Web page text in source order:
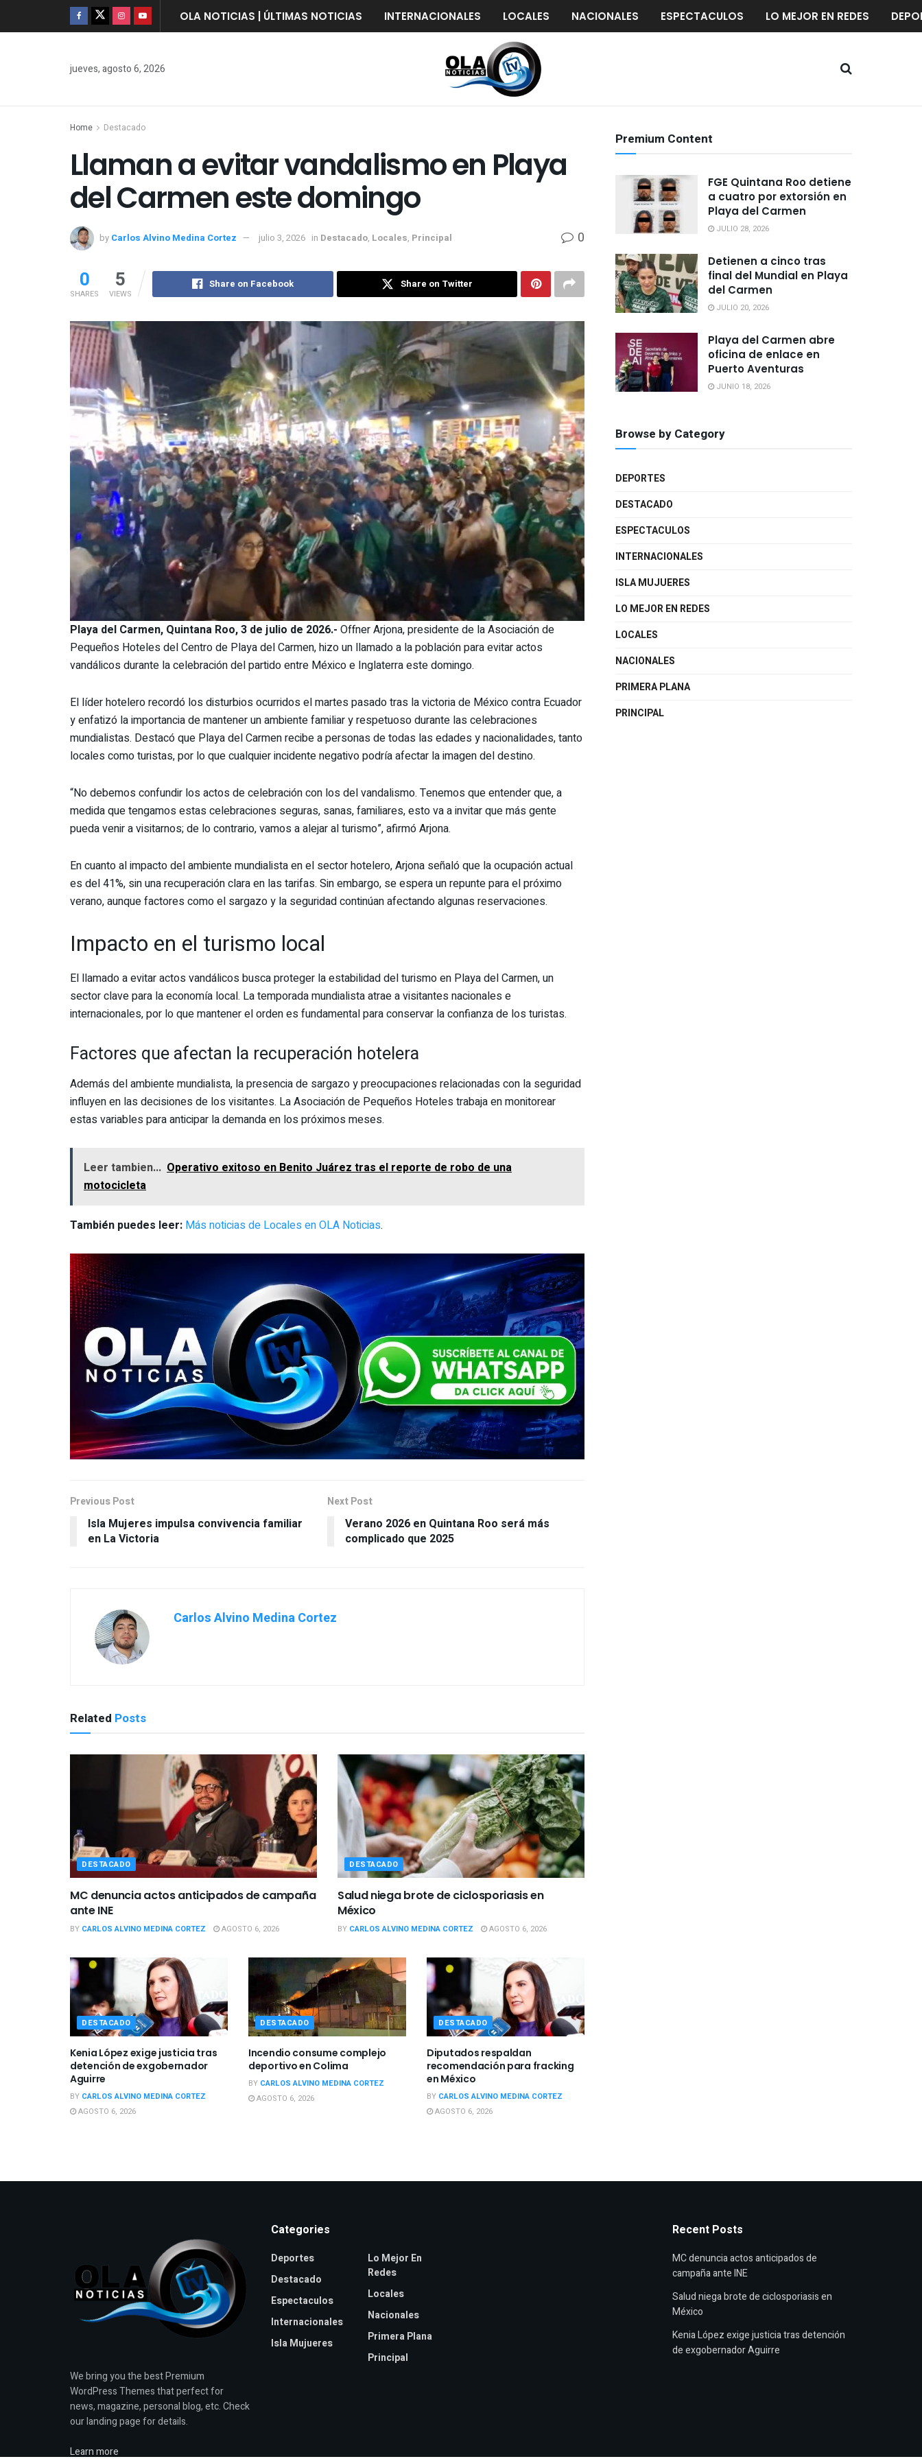
OLA NOTICIAS | ÚLTIMAS NOTICIAS INTERNACIONALES LOCALES NACIONALES ESPECTACULOS LO MEJOR EN REDES
jueves, agosto 6, 2026
Home Destacado
Llaman a evitar vandalismo en Playa
del Carmen este domingo
by Carlos Alvino Medina Cortez julio 3, 2026 in Destacado, Locales, Principal 0
0
SHARES
5
VIEWS
Share on Facebook Share on Twitter
Playa del Carmen, Quintana Roo, 3 de julio de 2026.- Offner Arjona, presidente de la Asociación de
Pequeños Hoteles del Centro de Playa del Carmen, hizo un llamado a la población para evitar actos
vandálicos durante la celebración del partido entre México e Inglaterra este domingo.
El líder hotelero recordó los disturbios ocurridos el martes pasado tras la victoria de México contra Ecuador
y enfatizó la importancia de mantener un ambiente familiar y respetuoso durante las celebraciones
mundialistas. Destacó que Playa del Carmen recibe a personas de todas las edades y nacionalidades, tanto
locales como turistas, por lo que cualquier incidente negativo podría afectar la imagen del destino.
“No debemos confundir los actos de celebración con los del vandalismo. Tenemos que entender que, a
medida que tengamos estas celebraciones seguras, sanas, familiares, esto va a invitar que más gente
pueda venir a visitarnos; de lo contrario, vamos a alejar al turismo”, afirmó Arjona.
En cuanto al impacto del ambiente mundialista en el sector hotelero, Arjona señaló que la ocupación actual
es del 41%, sin una recuperación clara en las tarifas. Sin embargo, se espera un repunte para el próximo
verano, aunque factores como el sargazo y la seguridad continúan afectando algunas reservaciones.
Impacto en el turismo local
El llamado a evitar actos vandálicos busca proteger la estabilidad del turismo en Playa del Carmen, un
sector clave para la economía local. La temporada mundialista atrae a visitantes nacionales e
internacionales, por lo que mantener el orden es fundamental para conservar la confianza de los turistas.
Factores que afectan la recuperación hotelera
Además del ambiente mundialista, la presencia de sargazo y preocupaciones relacionadas con la seguridad
influyen en las decisiones de los visitantes. La Asociación de Pequeños Hoteles trabaja en monitorear
estas variables para anticipar la demanda en los próximos meses.
Leer tambien... Operativo exitoso en Benito Juárez tras el reporte de robo de una
motocicleta
También puedes leer: Más noticias de Locales en OLA Noticias.
Previous Post
Isla Mujeres impulsa convivencia familiar
en La Victoria
Next Post
Verano 2026 en Quintana Roo será más
complicado que 2025
Carlos Alvino Medina Cortez
Related Posts
DESTACADO
MC denuncia actos anticipados de campaña
ante INE
BY CARLOS ALVINO MEDINA CORTEZ AGOSTO 6, 2026
DESTACADO
Salud niega brote de ciclosporiasis en
México
BY CARLOS ALVINO MEDINA CORTEZ AGOSTO 6, 2026
DESTACADO
Kenia López exige justicia tras
detención de exgobernador
Aguirre
BY CARLOS ALVINO MEDINA CORTEZ
AGOSTO 6, 2026
DESTACADO
Incendio consume complejo
deportivo en Colima
BY CARLOS ALVINO MEDINA CORTEZ
AGOSTO 6, 2026
DESTACADO
Diputados respaldan
recomendación para fracking
en México
BY CARLOS ALVINO MEDINA CORTEZ
AGOSTO 6, 2026
Premium Content
FGE Quintana Roo detiene
a cuatro por extorsión en
Playa del Carmen
JULIO 28, 2026
Detienen a cinco tras
final del Mundial en Playa
del Carmen
JULIO 20, 2026
Playa del Carmen abre
oficina de enlace en
Puerto Aventuras
JUNIO 18, 2026
Browse by Category
DEPORTES
DESTACADO
ESPECTACULOS
INTERNACIONALES
ISLA MUJUERES
LO MEJOR EN REDES
LOCALES
NACIONALES
PRIMERA PLANA
PRINCIPAL
We bring you the best Premium
WordPress Themes that perfect for
news, magazine, personal blog, etc. Check
our landing page for details.
Learn more
Categories
Deportes
Destacado
Espectaculos
Internacionales
Isla Mujueres
Lo Mejor En
Redes
Locales
Nacionales
Primera Plana
Principal
Recent Posts
MC denuncia actos anticipados de
campaña ante INE
Salud niega brote de ciclosporiasis en
México
Kenia López exige justicia tras detención
de exgobernador Aguirre